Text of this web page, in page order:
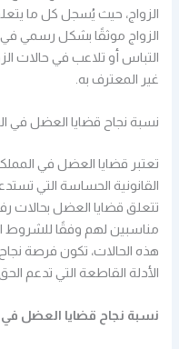
الزواج، حيث يُسجل كل ما
الزواج موثقًا بشكل رسمي
التباس أو تلاعب في حالات
غير المعترف به.
نسبة نجاح قضايا العضل في
تعتبر قضايا العضل في
القانونية الحساسة التي
تتعلق قضايا العضل بحالات
مناسبين لهم وفقًا
هذه الحالات، تكون فرصة
الأدلة القاطعة التي تدعم
نسبة نجاح قضايا العضل